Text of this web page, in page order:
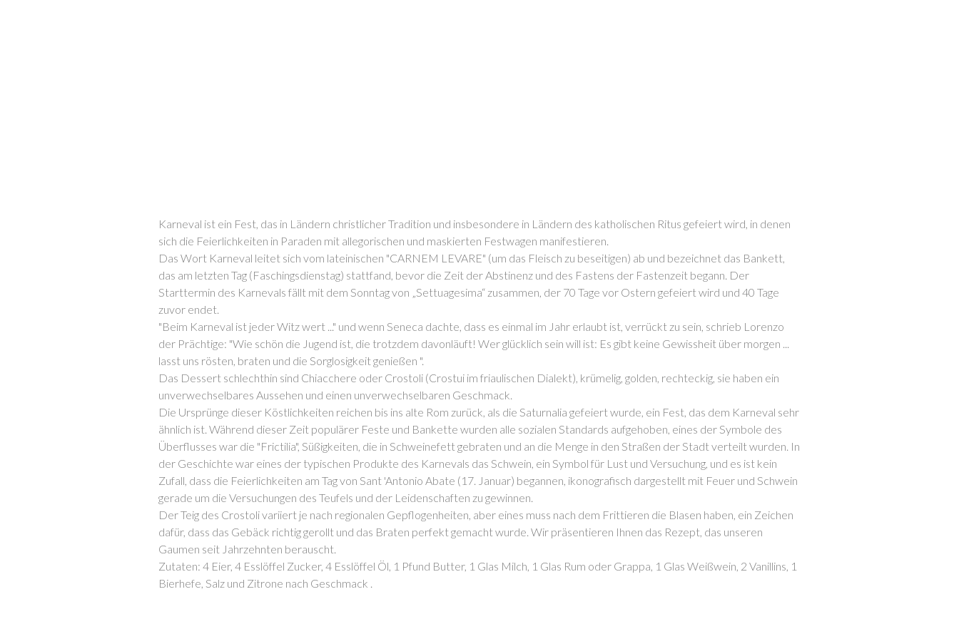
Karneval ist ein Fest, das in Ländern christlicher Tradition und insbesondere in Ländern des katholischen Ritus gefeiert wird, in denen
sich die Feierlichkeiten in Paraden mit allegorischen und maskierten Festwagen manifestieren.
Das Wort Karneval leitet sich vom lateinischen "CARNEM LEVARE" (um das Fleisch zu beseitigen) ab und bezeichnet das Bankett,
das am letzten Tag (Faschingsdienstag) stattfand, bevor die Zeit der Abstinenz und des Fastens der Fastenzeit begann. Der
Starttermin des Karnevals fällt mit dem Sonntag von „Settuagesima“ zusammen, der 70 Tage vor Ostern gefeiert wird und 40 Tage
zuvor endet.
"Beim Karneval ist jeder Witz wert ..." und wenn Seneca dachte, dass es einmal im Jahr erlaubt ist, verrückt zu sein, schrieb Lorenzo
der Prächtige: "Wie schön die Jugend ist, die trotzdem davonläuft! Wer glücklich sein will ist: Es gibt keine Gewissheit über morgen ...
lasst uns rösten, braten und die Sorglosigkeit genießen ".
Das Dessert schlechthin sind Chiacchere oder Crostoli (Crostui im ​​friaulischen Dialekt), krümelig, golden, rechteckig, sie haben ein
unverwechselbares Aussehen und einen unverwechselbaren Geschmack.
Die Ursprünge dieser Köstlichkeiten reichen bis ins alte Rom zurück, als die Saturnalia gefeiert wurde, ein Fest, das dem Karneval sehr
ähnlich ist. Während dieser Zeit populärer Feste und Bankette wurden alle sozialen Standards aufgehoben, eines der Symbole des
Überflusses war die "Frictilia", Süßigkeiten, die in Schweinefett gebraten und an die Menge in den Straßen der Stadt verteilt wurden. In
der Geschichte war eines der typischen Produkte des Karnevals das Schwein, ein Symbol für Lust und Versuchung, und es ist kein
Zufall, dass die Feierlichkeiten am Tag von Sant 'Antonio Abate (17. Januar) begannen, ikonografisch dargestellt mit Feuer und Schwein
gerade um die Versuchungen des Teufels und der Leidenschaften zu gewinnen.
Der Teig des Crostoli variiert je nach regionalen Gepflogenheiten, aber eines muss nach dem Frittieren die Blasen haben, ein Zeichen
dafür, dass das Gebäck richtig gerollt und das Braten perfekt gemacht wurde. Wir präsentieren Ihnen das Rezept, das unseren
Gaumen seit Jahrzehnten berauscht.
Zutaten: 4 Eier, 4 Esslöffel Zucker, 4 Esslöffel Öl, 1 Pfund Butter, 1 Glas Milch, 1 Glas Rum oder Grappa, 1 Glas Weißwein, 2 Vanillins, 1
Bierhefe, Salz und Zitrone nach Geschmack .